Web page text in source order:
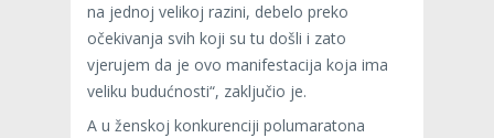
na jednoj velikoj razini, debelo preko
očekivanja svih koji su tu došli i zato
vjerujem da je ovo manifestacija koja ima
veliku budućnosti“, zaključio je.
A u ženskoj konkurenciji polumaratona